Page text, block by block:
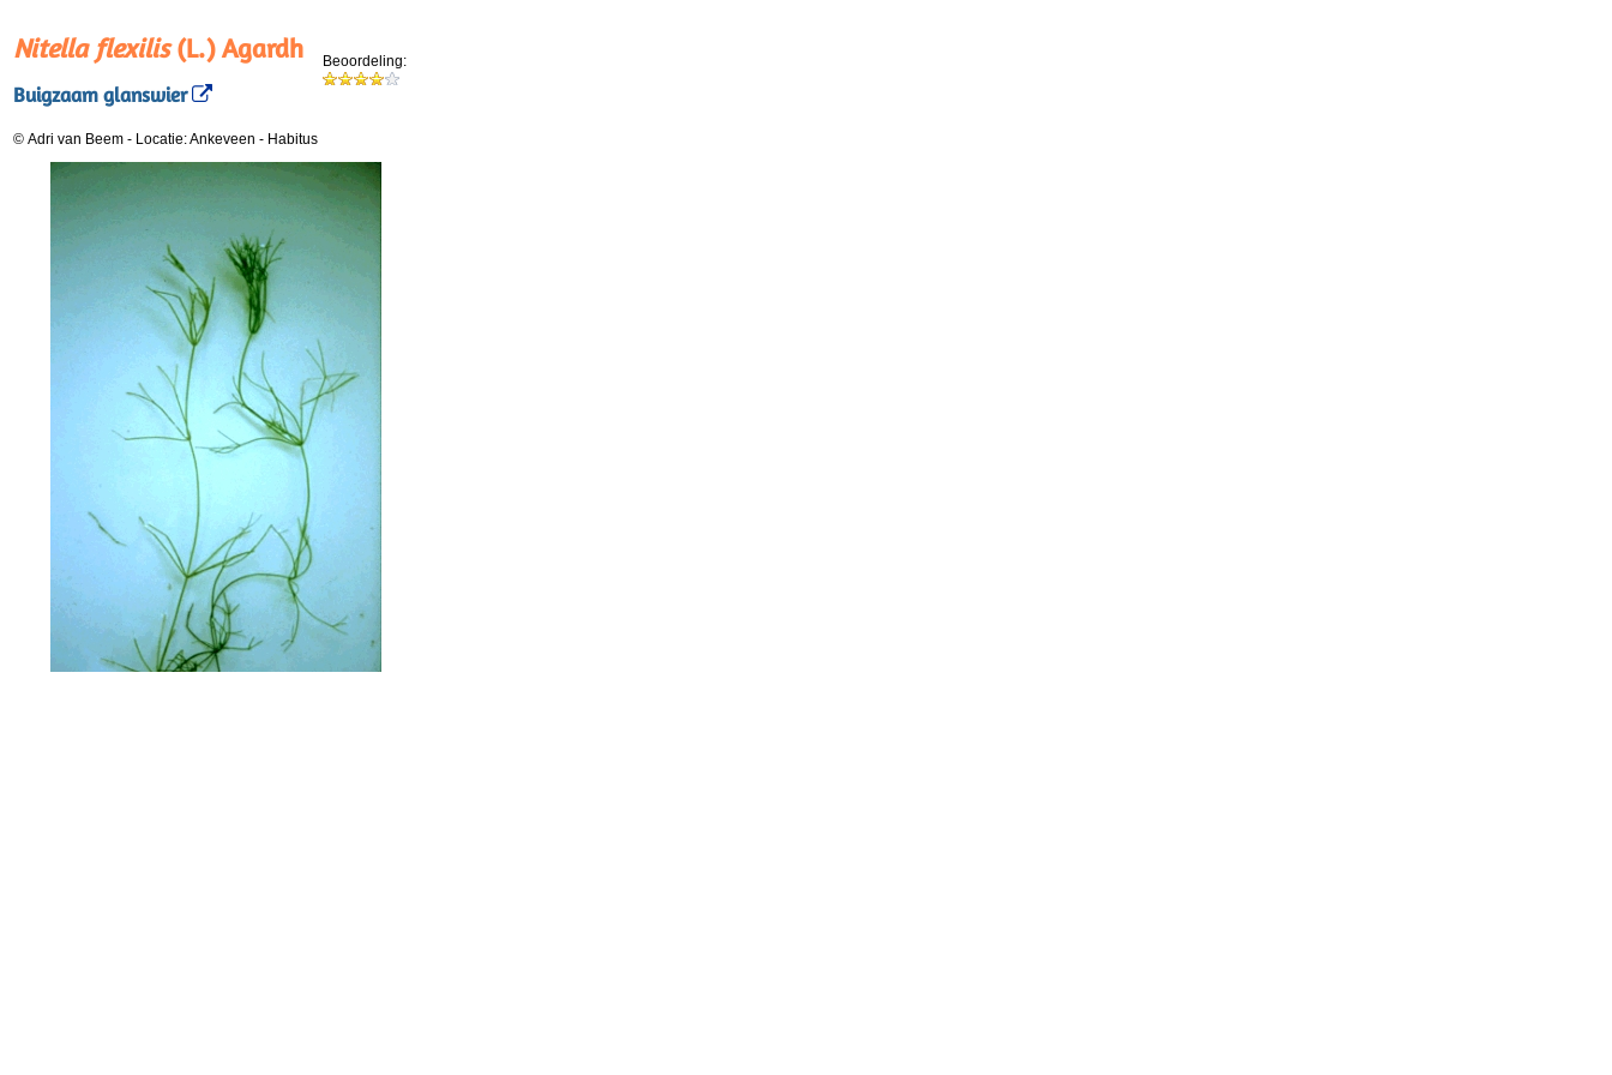
Nitella flexilis(L.) Agardh
Buigzaam glanswier
Beoordeling:
© Adri van Beem - Locatie: Ankeveen - Habitus